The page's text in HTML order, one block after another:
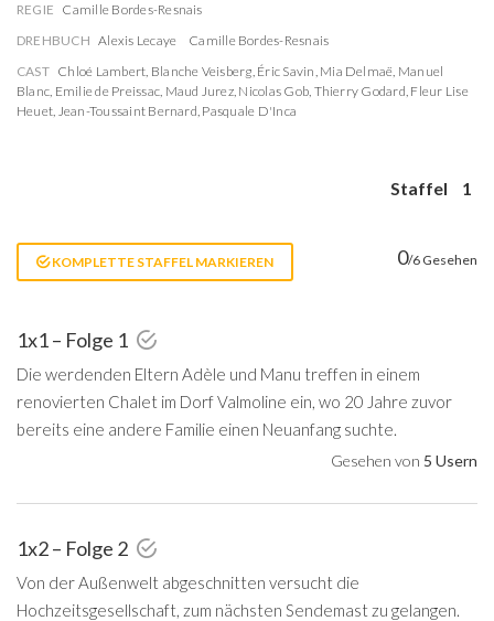
REGIE Camille Bordes-Resnais
DREHBUCH Alexis Lecaye
Camille Bordes-Resnais
CAST Chloé Lambert, Blanche Veisberg, Éric Savin, Mia Delmaë, Manuel
Blanc, Emilie de Preissac, Maud Jurez, Nicolas Gob, Thierry Godard, Fleur Lise
Heuet, Jean-Toussaint Bernard, Pasquale D'Inca
Staffel 1
KOMPLETTE STAFFEL MARKIEREN 0/6 Gesehen
1x1 – Folge 1
Die werdenden Eltern Adèle und Manu treffen in einem
renovierten Chalet im Dorf Valmoline ein, wo 20 Jahre zuvor
bereits eine andere Familie einen Neuanfang suchte.
Gesehen von 5 Usern
1x2 – Folge 2
Von der Außenwelt abgeschnitten versucht die
Hochzeitsgesellschaft, zum nächsten Sendemast zu gelangen.